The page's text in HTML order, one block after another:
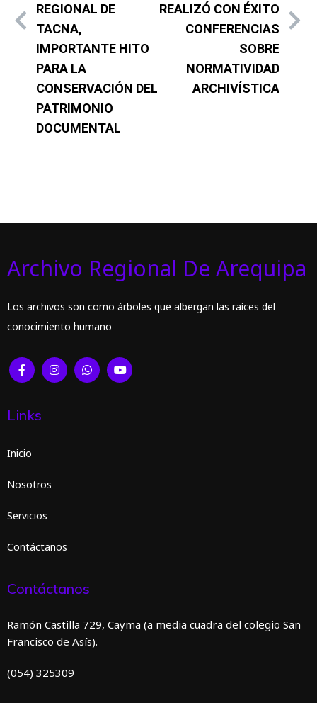
REGIONAL DE
TACNA,
IMPORTANTE HITO
PARA LA
CONSERVACIÓN DEL
PATRIMONIO
DOCUMENTAL
REALIZÓ CON ÉXITO
CONFERENCIAS
SOBRE
NORMATIVIDAD
ARCHIVÍSTICA
Archivo Regional De Arequipa
Los archivos son como árboles que albergan las raíces del
conocimiento humano
Links
Inicio
Nosotros
Servicios
Contáctanos
Contáctanos
Ramón Castilla 729, Cayma (a media cuadra del colegio San
Francisco de Asís).
(054) 325309